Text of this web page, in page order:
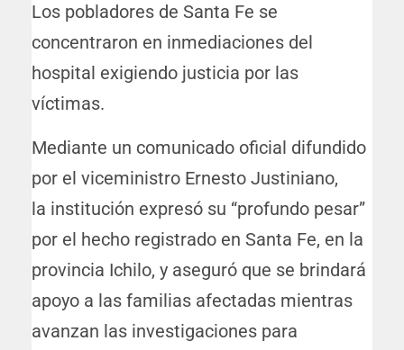
Los pobladores de Santa Fe se
concentraron en inmediaciones del
hospital exigiendo justicia por las
víctimas.
Mediante un comunicado oficial difundido
por el viceministro Ernesto Justiniano,
la institución expresó su “profundo pesar”
por el hecho registrado en Santa Fe, en la
provincia Ichilo, y aseguró que se brindará
apoyo a las familias afectadas mientras
avanzan las investigaciones para